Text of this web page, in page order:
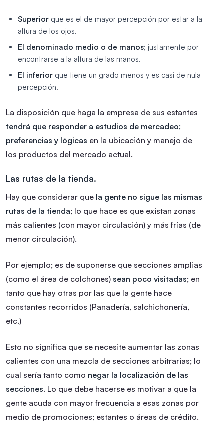
Superior que es el de mayor percepción por estar a la
altura de los ojos.
El denominado medio o de manos; justamente por
encontrarse a la altura de las manos.
El inferior que tiene un grado menos y es casi de nula
percepción.
La disposición que haga la empresa de sus estantes
tendrá que responder a estudios de mercadeo;
preferencias y lógicas en la ubicación y manejo de
los productos del mercado actual.
Las rutas de la tienda.
Hay que considerar que la gente no sigue las mismas
rutas de la tienda; lo que hace es que existan zonas
más calientes (con mayor circulación) y más frías (de
menor circulación).
Por ejemplo; es de suponerse que secciones amplias
(como el área de colchones) sean poco visitadas; en
tanto que hay otras por las que la gente hace
constantes recorridos (Panadería, salchichonería,
etc.)
Esto no significa que se necesite aumentar las zonas
calientes con una mezcla de secciones arbitrarias; lo
cual sería tanto como negar la localización de las
secciones. Lo que debe hacerse es motivar a que la
gente acuda con mayor frecuencia a esas zonas por
medio de promociones; estantes o áreas de crédito.